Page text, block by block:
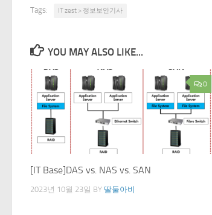
Tags: IT zest > 정보보안기사
YOU MAY ALSO LIKE...
0
[IT Base]DAS vs. NAS vs. SAN
2023년 10월 23일 BY 딸둘아비